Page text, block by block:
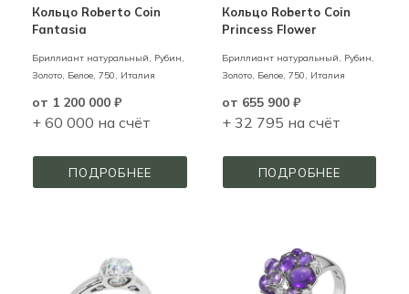
Кольцо Roberto Coin
Fantasia
Бриллиант натуральный, Рубин,
Золото, Белое, 750, Италия
от 1 200 000 ₽
+ 60 000 на счёт
ПОДРОБНЕЕ
Кольцо Roberto Coin
Princess Flower
Бриллиант натуральный, Рубин,
Золото, Белое, 750, Италия
от 655 900 ₽
+ 32 795 на счёт
ПОДРОБНЕЕ